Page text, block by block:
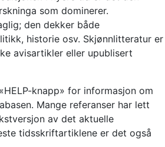
som dominerer.
den dekker både
historie osv. Skjønnlitteratur er
avisartikler eller upublisert
knapp» for informasjon om
Mange referanser har lett
av det aktuelle
tidsskriftartiklene er det også